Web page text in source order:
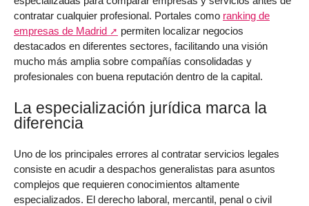
contratar cualquier profesional. Portales como ranking de
empresas de Madrid
permiten localizar negocios
destacados en diferentes sectores, facilitando una visión
mucho más amplia sobre compañías consolidadas y
profesionales con buena reputación dentro de la capital.
La especialización jurídica marca la
diferencia
Uno de los principales errores al contratar servicios legales
consiste en acudir a despachos generalistas para asuntos
complejos que requieren conocimientos altamente
especializados. El derecho laboral, mercantil, penal o civil